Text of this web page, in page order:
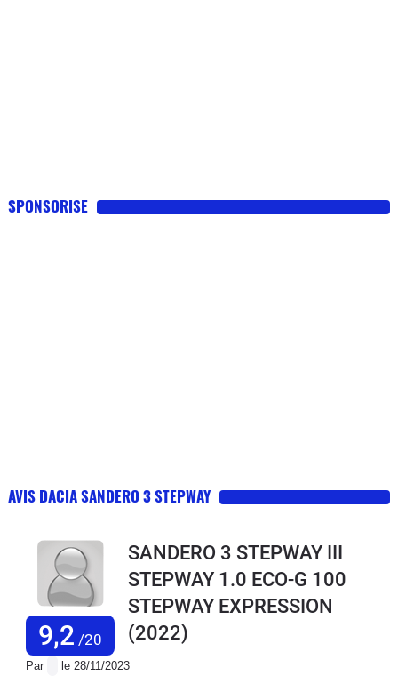
SPONSORISE
AVIS DACIA SANDERO 3 STEPWAY
9,2 /20
SANDERO 3 STEPWAY III
STEPWAY 1.0 ECO-G 100
STEPWAY EXPRESSION
(2022)
Par le 28/11/2023